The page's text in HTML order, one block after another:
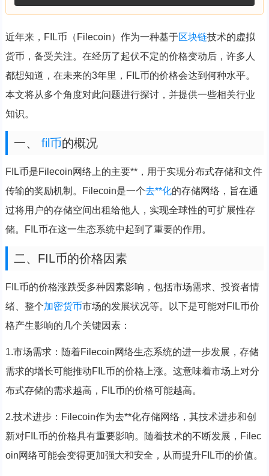
近年来，FIL币（Filecoin）作为一种基于区块链技术的虚拟
货币，备受关注。在经历了起伏不定的价格变动后，许多人
都想知道，在未来的3年里，FIL币的价格会达到何种水平。
本文将从多个角度对此问题进行探讨，并提供一些相关行业
知识。
一、 fil币的概况
FIL币是Filecoin网络上的主要**，用于实现分布式存储和文件
传输的奖励机制。Filecoin是一个去**化的存储网络，旨在通
过将用户的存储空间出租给他人，实现全球性的可扩展性存
储。FIL币在这一生态系统中起到了重要的作用。
二、FIL币的价格因素
FIL币的价格涨跌受多种因素影响，包括市场需求、投资者情
绪、整个加密货币市场的发展状况等。以下是可能对FIL币价
格产生影响的几个关键因素：
1.市场需求：随着Filecoin网络生态系统的进一步发展，存储
需求的增长可能推动FIL币的价格上涨。这意味着市场上对分
布式存储的需求越高，FIL币的价格可能越高。
2.技术进步：Filecoin作为去**化存储网络，其技术进步和创
新对FIL币的价格具有重要影响。随着技术的不断发展，Filec
oin网络可能会变得更加强大和安全，从而提升FIL币的价值。